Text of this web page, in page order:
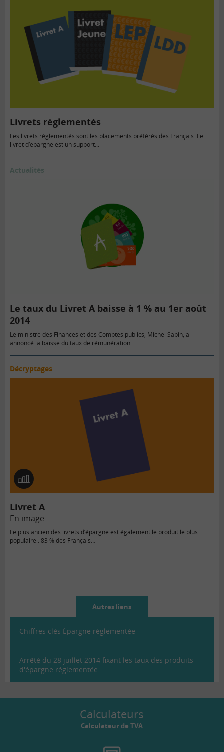
Livrets réglementés
Les livrets réglementés sont les placements préférés des Français. Le
livret d’épargne est un support...
Actualités
Le taux du Livret A baisse à 1 % au 1er août
2014
Le ministre des Finances et des Comptes publics, Michel Sapin, a
annoncé la baisse du taux de rémunération…
Décryptages
En
image
Livret A
En image
Le plus ancien des livrets d’épargne est également le produit le plus
populaire : 83 % des Français…
Autres liens
Chiffres clés Épargne réglementée
Arrêté du 28 juillet 2014 fixant les taux des produits
d'épargne réglementée
Calculateurs
Calculateur de TVA